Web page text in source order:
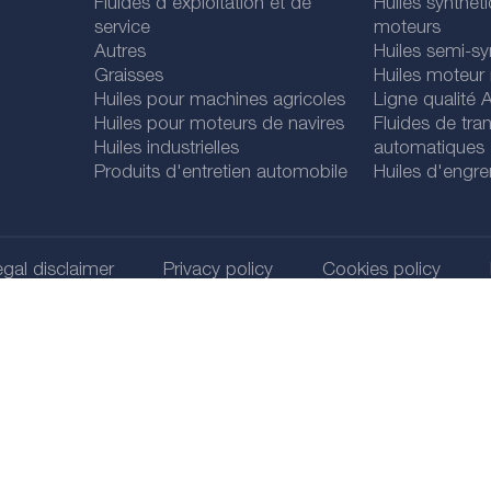
Fluides d'exploitation et de
service
Autres
Graisses
Huiles pour machines agricoles
Huiles pour moteurs de navires
Huiles industrielles
Produits d'entretien automobile
Huiles
moteurs
Huiles semi-
Huiles moteur
Ligne qualité
Fluides de
automatiques
Huiles
disclaimer Privacy policy Cookies policy